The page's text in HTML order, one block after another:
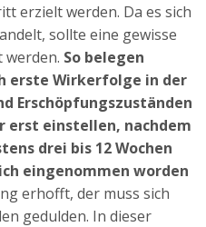
erzielt werden. Da es sich
sollte eine gewisse
So belegen
erste Wirkerfolge in der
Erschöpfungszuständen
erst einstellen, nachdem
drei bis 12 Wochen
eingenommen worden
erhofft, der muss sich
gedulden. In dieser